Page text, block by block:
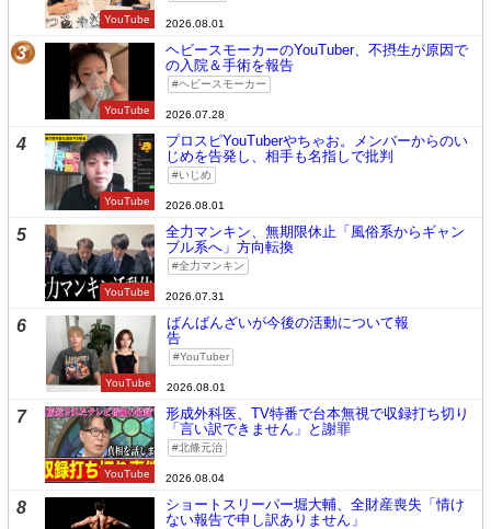
YouTube 2026.08.01
3
YouTube
ヘビースモーカーのYouTuber、不摂生が原因で
の入院＆手術を報告
ヘビースモーカー
2026.07.28
4
YouTube
プロスピYouTuberやちゃお。メンバーからのい
じめを告発し、相手も名指しで批判
いじめ
2026.08.01
5
YouTube
全力マンキン、無期限休止「風俗系からギャン
ブル系へ」方向転換
全力マンキン
2026.07.31
6
YouTube
ばんばんざいが今後の活動について報
告
YouTuber
2026.08.01
7
YouTube
形成外科医、TV特番で台本無視で収録打ち切り
「言い訳できません」と謝罪
北條元治
2026.08.04
8
ショートスリーパー堀大輔、全財産喪失「情け
ない報告で申し訳ありません」